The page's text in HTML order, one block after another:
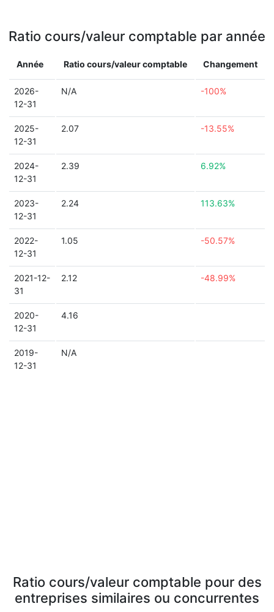
Ratio cours/valeur comptable par année
Année Ratio cours/valeur comptable Changement
2026-
12-31
N/A -100%
2025-
12-31
2.07 -13.55%
2024-
12-31
2.39 6.92%
2023-
12-31
2.24 113.63%
2022-
12-31
1.05 -50.57%
2021-12-
31
2.12 -48.99%
2020-
12-31
4.16
2019-
12-31
N/A
Ratio cours/valeur comptable pour des
entreprises similaires ou concurrentes